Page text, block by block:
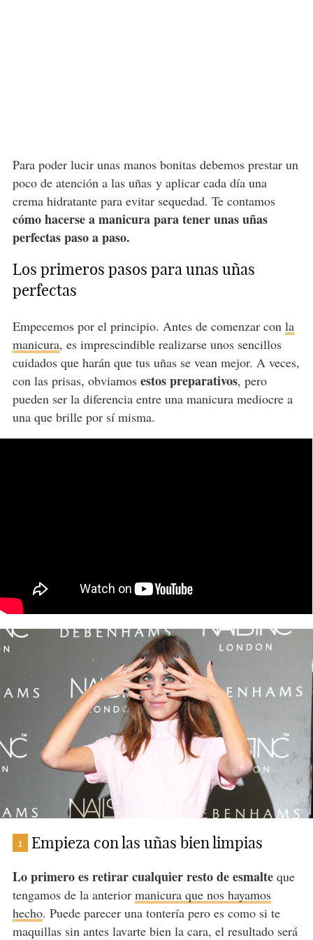
Para poder lucir unas manos bonitas debemos prestar un
poco de atención a las uñas y aplicar cada día una
crema hidratante para evitar sequedad. Te contamos
cómo hacerse a manicura para tener unas uñas
perfectas paso a paso.
Los primeros pasos para unas uñas
perfectas
Empecemos por el principio. Antes de comenzar con la
manicura, es imprescindible realizarse unos sencillos
cuidados que harán que tus uñas se vean mejor. A veces,
con las prisas, obviamos estos preparativos, pero
pueden ser la diferencia entre una manicura mediocre a
una que brille por sí misma.
1 Empieza con las uñas bien limpias
Lo primero es retirar cualquier resto de esmalteque
tengamos de la anterior manicura que nos hayamos
hecho. Puede parecer una tontería pero es como si te
maquillas sin antes lavarte bien la cara, el resultado será